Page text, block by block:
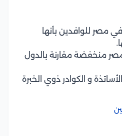
مصر للوافدين بأنها
منخفضة مقارنة بالدول
و الكوادر ذوي الخبرة